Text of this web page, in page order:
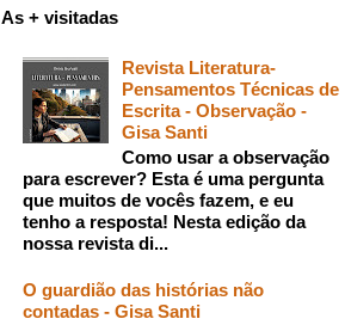
As + visitadas
Revista Literatura-
Pensamentos Técnicas de
Escrita - Observação -
Gisa Santi
Como usar a observação
para escrever? Esta é uma pergunta
que muitos de vocês fazem, e eu
tenho a resposta! Nesta edição da
nossa revista di...
O guardião das histórias não
contadas - Gisa Santi